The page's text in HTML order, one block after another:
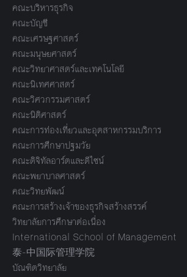
คณะบริหารธุรกิจ
คณะบัญชี
คณะเศรษฐศาสตร์
คณะมนุษยศาสตร์
คณะวิทยาศาสตร์และเทคโนโลยี
คณะนิเทศศาสตร์
คณะวิศวกรรมศาสตร์
คณะนิติศาสตร์
คณะการท่องเที่ยวและอุตสาหกรรมบริการ
คณะการศึกษาปฐมวัย
คณะดิจิทัลอาร์ตและดีไซน์
คณะพยาบาลศาสตร์
คณะวิทยพัฒน์
คณะการสร้างเจ้าของธุรกิจสร้างสรรค์
วิทยาลัยการศึกษาต่อเนื่อง
International School of Management
泰-中国际管理学院
บัณฑิตวิทยาลัย